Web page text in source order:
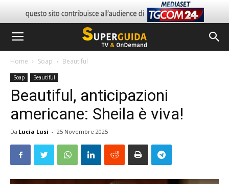
Home Soap Beautiful
Soap Beautiful
Beautiful, anticipazioni
americane: Sheila è viva!
Da Lucia Lusi - 25 Novembre 2025